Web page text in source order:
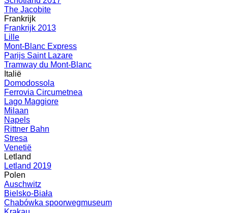
The Jacobite
Frankrijk
Frankrijk 2013
Lille
Mont-Blanc Express
Parijs Saint Lazare
Tramway du Mont-Blanc
Italië
Domodossola
Ferrovia Circumetnea
Lago Maggiore
Milaan
Napels
Rittner Bahn
Stresa
Venetië
Letland
Letland 2019
Polen
Auschwitz
Bielsko-Biała
Chabówka spoorwegmuseum